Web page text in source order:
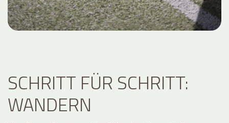
SCHRITT FÜR SCHRITT:
WANDERN